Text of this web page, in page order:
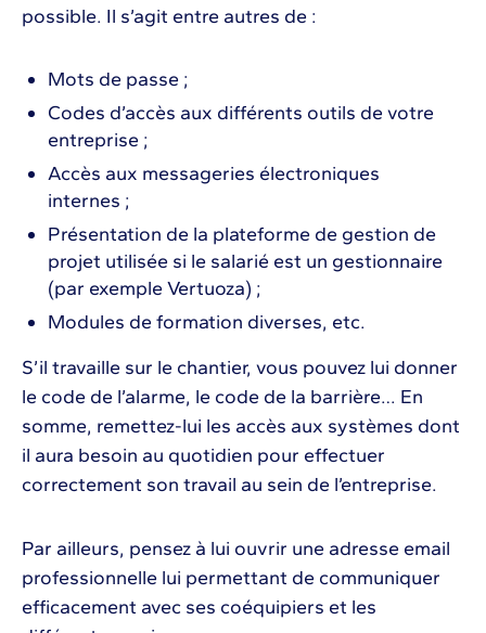
possible. Il s’agit entre autres de :
Mots de passe ;
Codes d’accès aux différents outils de votre
entreprise ;
Accès aux messageries électroniques
internes ;
Présentation de la plateforme de gestion de
projet utilisée si le salarié est un gestionnaire
(par exemple Vertuoza) ;
Modules de formation diverses, etc.
S’il travaille sur le chantier, vous pouvez lui donner
le code de l’alarme, le code de la barrière… En
somme, remettez-lui les accès aux systèmes dont
il aura besoin au quotidien pour effectuer
correctement son travail au sein de l’entreprise.
Par ailleurs, pensez à lui ouvrir une adresse email
professionnelle lui permettant de communiquer
efficacement avec ses coéquipiers et les